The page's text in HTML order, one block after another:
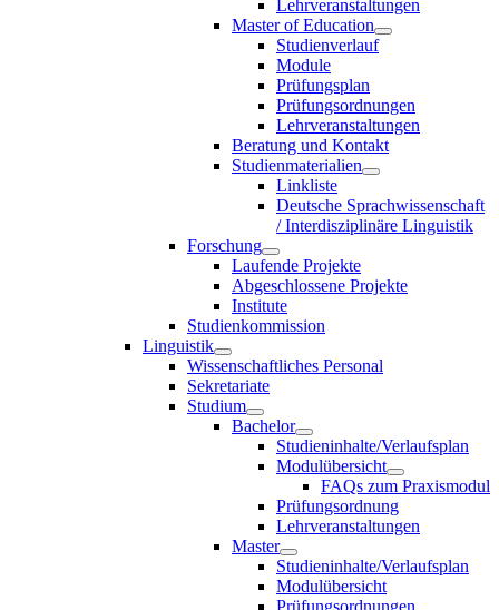
Lehrveranstaltungen
Master of Education
Studienverlauf
Module
Prüfungsplan
Prüfungsordnungen
Lehrveranstaltungen
Beratung und Kontakt
Studienmaterialien
Linkliste
Deutsche Sprachwissenschaft
/ Interdisziplinäre Linguistik
Forschung
Laufende Projekte
Abgeschlossene Projekte
Institute
Studienkommission
Linguistik
Wissenschaftliches Personal
Sekretariate
Studium
Bachelor
Studieninhalte/Verlaufsplan
Modulübersicht
FAQs zum Praxismodul
Prüfungsordnung
Lehrveranstaltungen
Master
Studieninhalte/Verlaufsplan
Modulübersicht
Prüfungsordnungen